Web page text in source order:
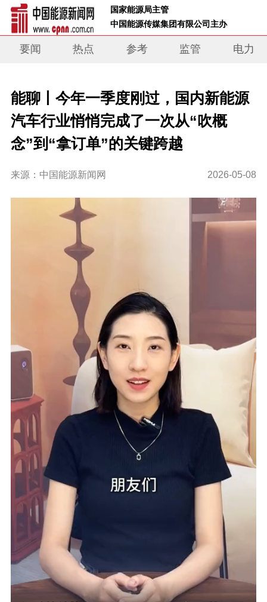
国家能源局主管
中国能源传媒集团有限公司主办
要闻 热点 参考 监管 电力
能聊丨今年一季度刚过，国内新能源
汽车行业悄悄完成了一次从“吹概
念”到“拿订单”的关键跨越
来源：中国能源新闻网 2026-05-08